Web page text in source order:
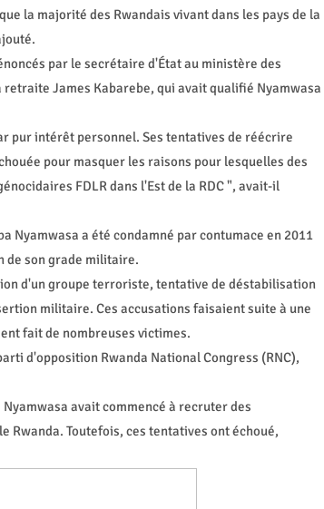
la majorité des Rwandais vivant dans les pays de la
par le secrétaire d'État au ministère des
James Kabarebe, qui avait qualifié Nyamwasa
pur intérêt personnel. Ses tentatives de réécrire
pour masquer les raisons pour lesquelles des
FDLR dans l'Est de la RDC ", avait-il
Nyamwasa a été condamné par contumace en 2011
de son grade militaire.
d'un groupe terroriste, tentative de déstabilisation
militaire. Ces accusations faisaient suite à une
fait de nombreuses victimes.
d'opposition Rwanda National Congress (RNC),
avait commencé à recruter des
Rwanda. Toutefois, ces tentatives ont échoué,